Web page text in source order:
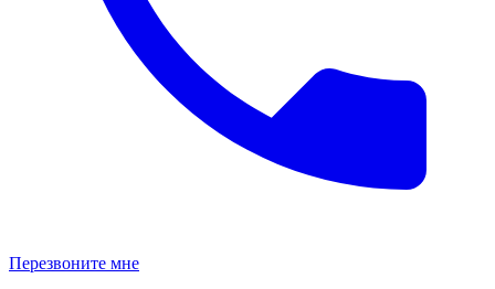
Перезвоните мне